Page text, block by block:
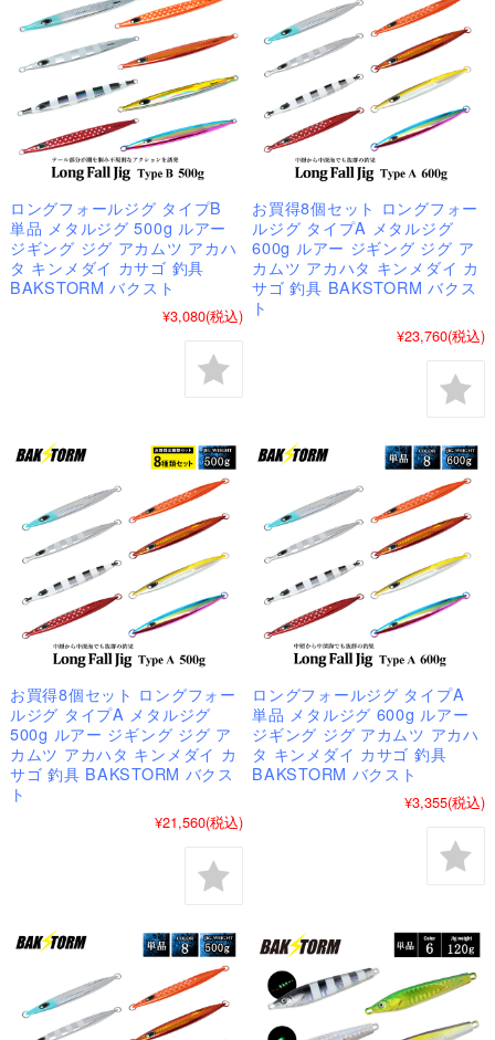
ロングフォールジグ タイプB
単品 メタルジグ 500g ルアー
ジギング ジグ アカムツ アカハ
タ キンメダイ カサゴ 釣具
BAKSTORM バクスト
¥3,080(税込)
お買得8個セット ロングフォー
ルジグ タイプA メタルジグ
600g ルアー ジギング ジグ ア
カムツ アカハタ キンメダイ カ
サゴ 釣具 BAKSTORM バクス
ト
¥23,760(税込)
お買得8個セット ロングフォー
ルジグ タイプA メタルジグ
500g ルアー ジギング ジグ ア
カムツ アカハタ キンメダイ カ
サゴ 釣具 BAKSTORM バクス
ト
¥21,560(税込)
ロングフォールジグ タイプA
単品 メタルジグ 600g ルアー
ジギング ジグ アカムツ アカハ
タ キンメダイ カサゴ 釣具
BAKSTORM バクスト
¥3,355(税込)